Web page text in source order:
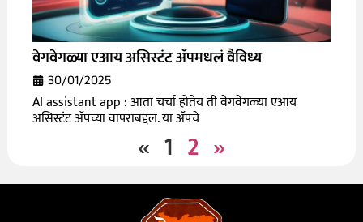
वेगवेगळ्या एआय असिस्टंट ॲपमधलं वैविध्य
30/01/2025
AI assistant app : आता चर्चा होतेय ती वेगवेगळ्या एआय
असिस्टंट ॲपच्या वापराबद्दल. या ॲपचे
« 1 2 »